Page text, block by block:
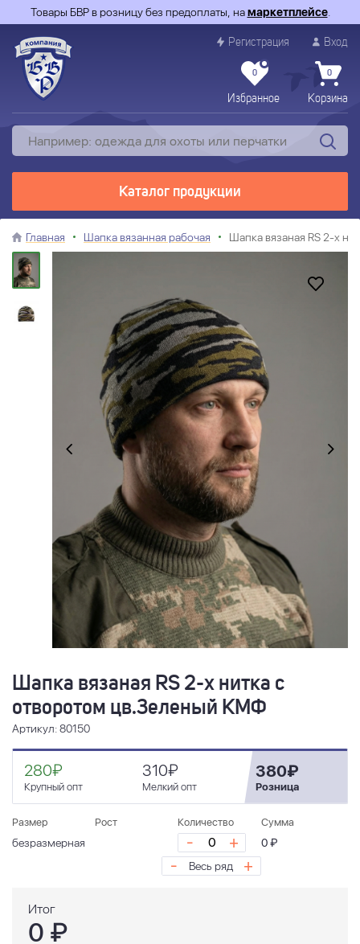
Товары БВР в розницу без предоплаты, намаркетплейсе.
Регистрация Вход
0
Избранное
0
Корзина
Каталог продукции
Главная Шапка вязанная рабочая Шапка вязаная RS 2-х
Шапка вязаная RS 2-х нитка с
отворотом цв.Зеленый КМФ
Артикул: 80150
280₽
Крупный опт
310₽
Мелкий опт
380₽
Розница
Размер Рост Количество Сумма
безразмерная - + 0 ₽
- Весь ряд +
Итог
0 ₽